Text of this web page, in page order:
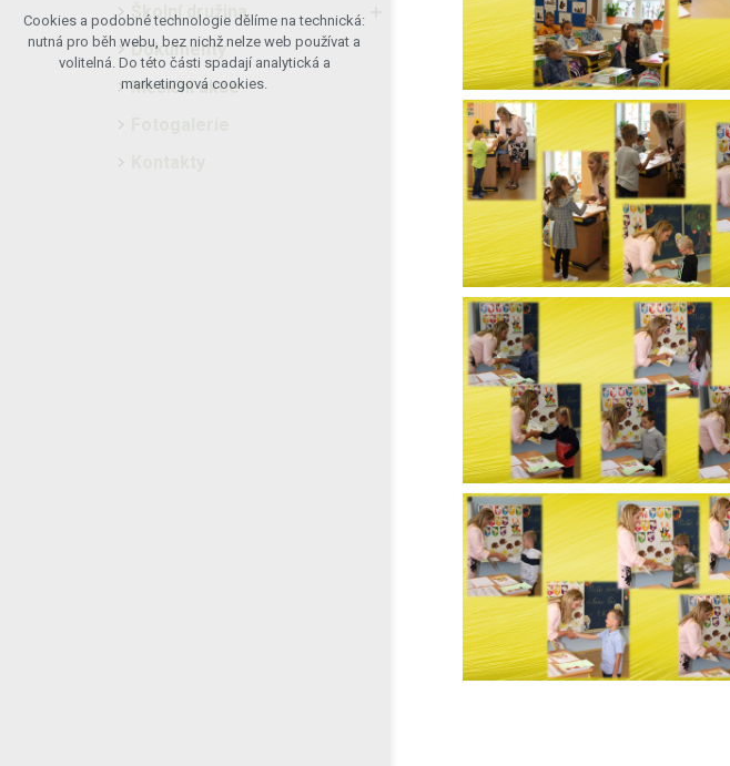
Školní družina
Dokumenty
Měsíční akce
Přijmout všechny cookies
Odmítnout vše
Cookies a podobné technologie dělíme na technická:
nutná pro běh webu, bez nichž nelze web používat a
volitelná. Do této části spadají analytická a
marketingová cookies.